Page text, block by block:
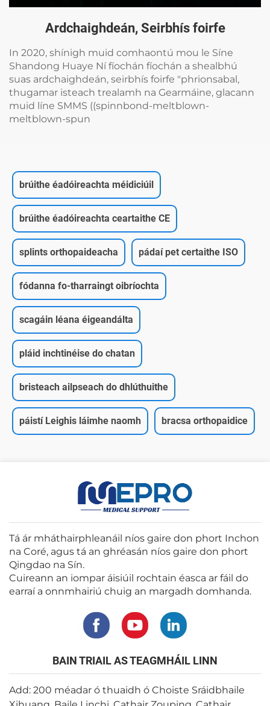
Ardchaighdeán, Seirbhís foirfe
In 2020, shínigh muid comhaontú mou le Síne
Shandong Huaye Ní fíochán fíochán a shealbhú
suas ardchaighdeán, seirbhís foirfe "phrionsabal,
thugamar isteach trealamh na Gearmáine, glacann
muid líne SMMS ((spinnbond-meltblown-
meltblown-spun
brúithe éadóireachta méidiciúil
brúithe éadóireachta ceartaithe CE
splints orthopaideacha pádaí pet certaithe ISO
fódanna fo-tharraingt oibríochta
scagáin léana éigeandálta
pláid inchtinéise do chatan
bristeach ailpseach do dhlúthuithe
páistí Leighis láimhe naomh bracsa orthopaidice
Tá ár mháthairphleanáil níos gaire don phort Inchon
na Coré, agus tá an ghréasán níos gaire don phort
Qingdao na Sín.
Cuireann an iompar áisiúil rochtain éasca ar fáil do
earraí a onnmhairiú chuig an margadh domhanda.
BAIN TRIAIL AS TEAGMHÁIL LINN
Add: 200 méadar ó thuaidh ó Choiste Sráidbhaile